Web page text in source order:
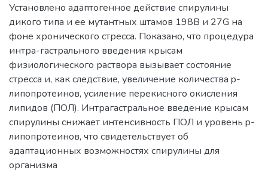
Установлено адаптогенное действие спирулины
дикого типа и ее мутантных штамов 198В и 27G на
фоне хронического стресса. Показано, что процедура
интра-гастрального введения крысам
физиологического раствора вызывает состояние
стресса и, как следствие, увеличение количества p-
липопротеинов, усиление перекисного окисления
липидов (ПОЛ). Интрагастральное введение крысам
спирулины снижает интенсивность ПОЛ и уровень p-
липопротеинов, что свидетельствует об
адаптационных возможностях спирулины для
организма